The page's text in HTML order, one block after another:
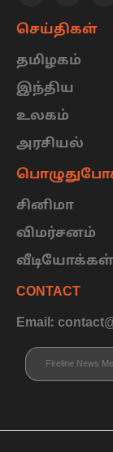
செய்திகள்
தமிழகம்
இந்திய
உலகம்
அரசியல்
சினிமா
விமர்சனம்
வீடியோக்கள்
CONTACT
Email:
Fireline News